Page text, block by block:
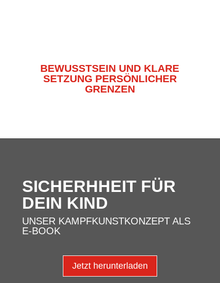
BEWUSSTSEIN UND KLARE
SETZUNG PERSÖNLICHER
GRENZEN
SICHERHHEIT FÜR
DEIN KIND
UNSER KAMPFKUNSTKONZEPT ALS
E-BOOK
Jetzt herunterladen